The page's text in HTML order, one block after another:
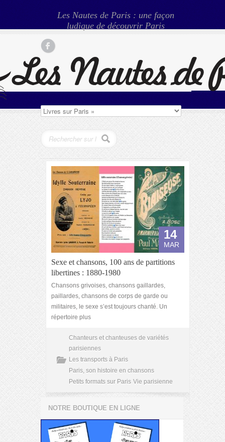
Les Nautes de Paris : une façon
ludique de découvrir Paris
14
MAR
Sexe et chansons, 100 ans de partitions
libertines : 1880-1980
Chansons grivoises, chansons gaillardes,
paillardes, chansons de corps de garde ou
militaires, le sexe s’est toujours chanté. Un
répertoire plus
Chanteurs et chanteuses de variétés
parisiennes
Les transports à Paris
Paris, son histoire en chansons
Petits formats sur Paris Vie parisienne
NOTRE BOUTIQUE EN LIGNE